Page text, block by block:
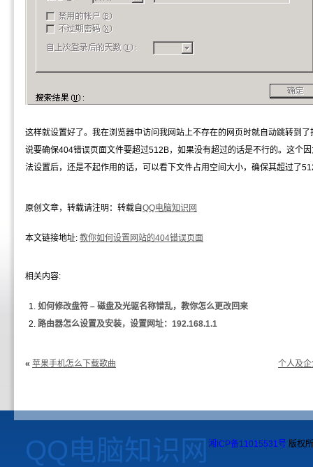
这样就设置好了。我在浏览器中访问我网站上不存在的网页时就自动跳转到
说要确保404错误页面文件要超过512B，如果没有超过的话是不行的。这个
法设置后，还是不起作用的话，可以看下文件占用空间大小，确保其超过了
原创文章，转载请注明：转载自QQ电脑知识网
本文链接地址: 教你如何设置网站的404错误页面
相关内容:
如何修改盘符 – 磁盘及光驱名称错乱，教你怎么更改回来
路由器怎么设置及安装，设置网址：192.168.1.1
« 苹果手机怎么下载歌曲 个人及
QQ电脑知识网 湘ICP备11015531号 版权